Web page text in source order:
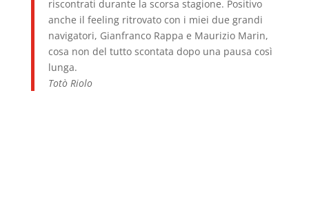
riscontrati durante la scorsa stagione. Positivo
anche il feeling ritrovato con i miei due grandi
navigatori, Gianfranco Rappa e Maurizio Marin,
cosa non del tutto scontata dopo una pausa così
lunga.
Totò Riolo